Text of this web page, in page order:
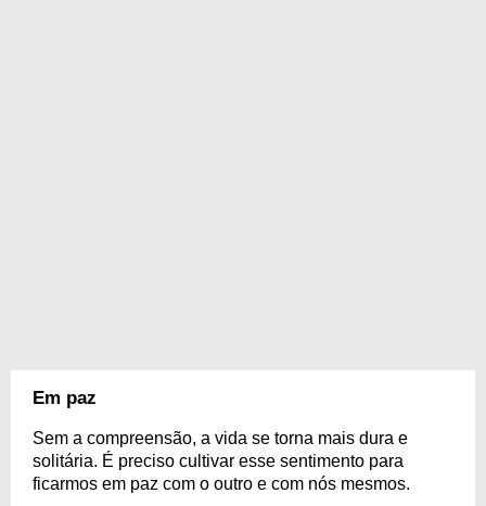
Em paz
Sem a compreensão, a vida se torna mais dura e
solitária. É preciso cultivar esse sentimento para
ficarmos em paz com o outro e com nós mesmos.